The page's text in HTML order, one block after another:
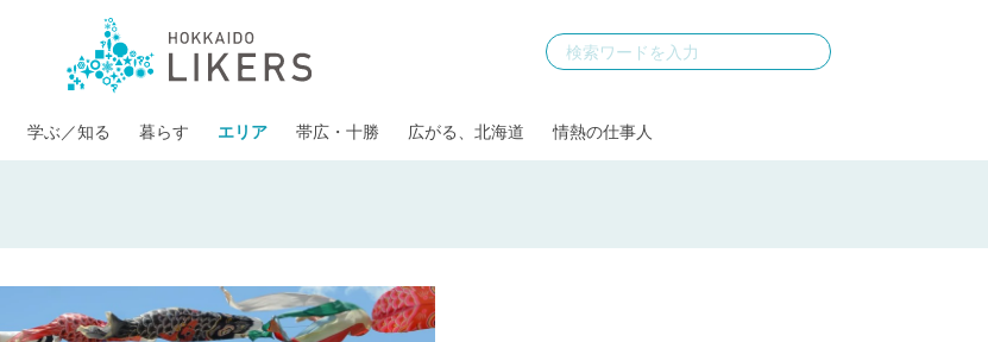
学ぶ／知る 暮らす エリア 帯広・十勝 広がる、北海道 情熱の仕事人